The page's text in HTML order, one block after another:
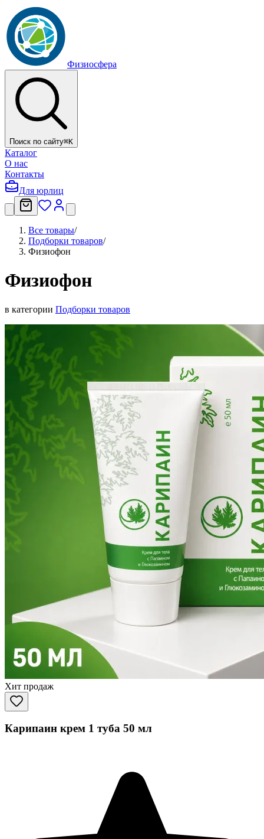
Физиосфера
Поиск по сайту⌘K
Каталог
О нас
Контакты
Для юрлиц
Все товары/
Подборки товаров/
Физиофон
Физиофон
в категории Подборки товаров
Хит продаж
Карипаин крем 1 туба 50 мл